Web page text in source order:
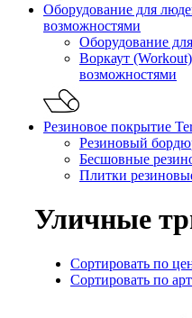
Оборудование для
возможностями
Оборудование
Воркаут
возможностями
Резиновое покрытие
Резиновый
Бесшовные
Плитки
Уличные
Сортировать по
Сортировать по